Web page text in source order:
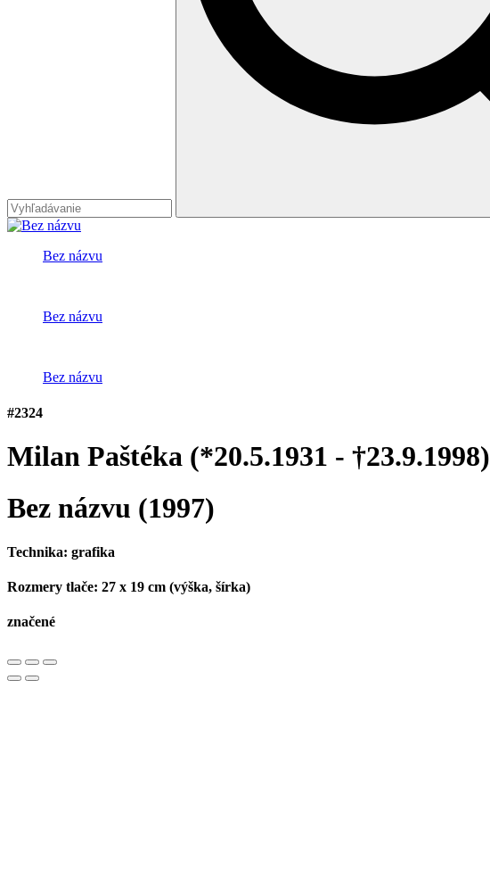
Bez názvu
Bez názvu
Bez názvu
#2324
Milan Paštéka (*20.5.1931 - †23.9.1998)
Bez názvu (1997)
Technika: grafika
Rozmery tlače: 27 x 19 cm (výška, šírka)
značené